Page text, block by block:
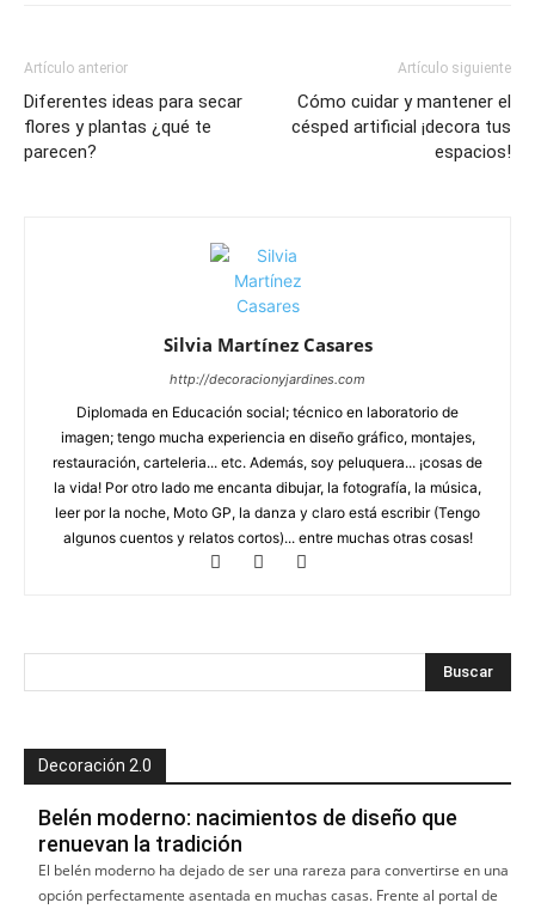
Artículo anterior
Diferentes ideas para secar
flores y plantas ¿qué te
parecen?
Artículo siguiente
Cómo cuidar y mantener el
césped artificial ¡decora tus
espacios!
Silvia Martínez Casares
http://decoracionyjardines.com
Diplomada en Educación social; técnico en laboratorio de
imagen; tengo mucha experiencia en diseño gráfico, montajes,
restauración, carteleria... etc. Además, soy peluquera... ¡cosas de
la vida! Por otro lado me encanta dibujar, la fotografía, la música,
leer por la noche, Moto GP, la danza y claro está escribir (Tengo
algunos cuentos y relatos cortos)... entre muchas otras cosas!
Decoración 2.0
Belén moderno: nacimientos de diseño que
renuevan la tradición
El belén moderno ha dejado de ser una rareza para convertirse en una
opción perfectamente asentada en muchas casas. Frente al portal de